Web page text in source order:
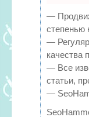
—
степенью
—
качества
— Все
статьи,
—